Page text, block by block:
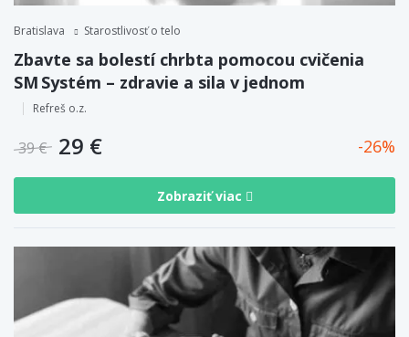
Bratislava Starostlivosť o telo
Zbavte sa bolestí chrbta pomocou cvičenia
SM Systém – zdravie a sila v jednom
Refreš o.z.
39 € 29 € 26
Zobraziť viac